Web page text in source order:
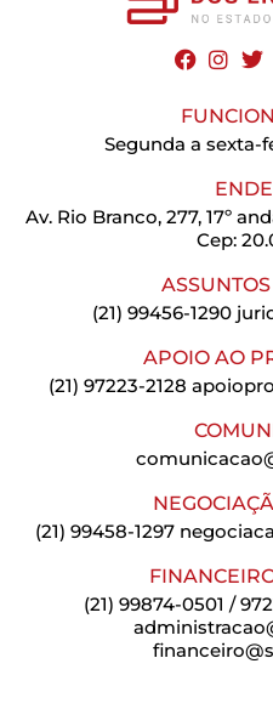
Segunda a sexta-
Av. Rio Branco, 277, 17º
Cep:
(21) 99456-1290
APOIO AO
(21) 97223-2128
(21) 99458-1297
(21) 99874-0501 /